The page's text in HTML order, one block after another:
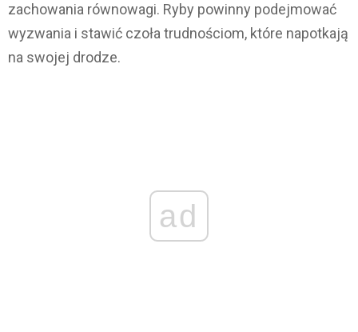
zachowania równowagi. Ryby powinny podejmować
wyzwania i stawić czoła trudnościom, które napotkają
na swojej drodze.
ad